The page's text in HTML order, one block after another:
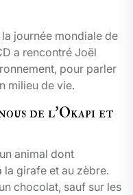
journée mondiale de
a rencontré Joël
pour parler
milieu de vie.
de l’Okapi et
animal dont
la girafe et au zèbre.
chocolat, sauf sur les